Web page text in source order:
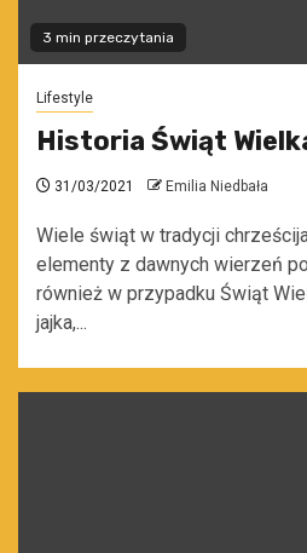
3 min przeczytania
Lifestyle
Historia Świąt
31/03/2021 Emilia Niedbała
Wiele świąt w tradycji
elementy z dawnych wierzeń
również w przypadku Świąt
jajka,...